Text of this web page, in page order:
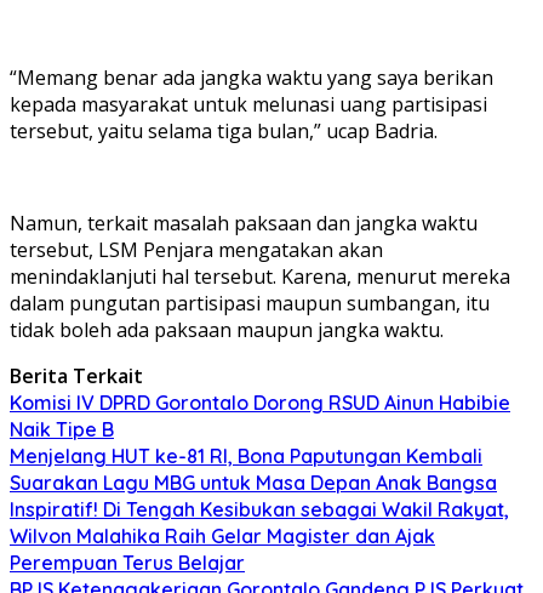
“Memang benar ada jangka waktu yang saya berikan
kepada masyarakat untuk melunasi uang partisipasi
tersebut, yaitu selama tiga bulan,” ucap Badria.
Namun, terkait masalah paksaan dan jangka waktu
tersebut, LSM Penjara mengatakan akan
menindaklanjuti hal tersebut. Karena, menurut mereka
dalam pungutan partisipasi maupun sumbangan, itu
tidak boleh ada paksaan maupun jangka waktu.
Berita Terkait
Komisi IV DPRD Gorontalo Dorong RSUD Ainun Habibie
Naik Tipe B
Menjelang HUT ke-81 RI, Bona Paputungan Kembali
Suarakan Lagu MBG untuk Masa Depan Anak Bangsa
Inspiratif! Di Tengah Kesibukan sebagai Wakil Rakyat,
Wilvon Malahika Raih Gelar Magister dan Ajak
Perempuan Terus Belajar